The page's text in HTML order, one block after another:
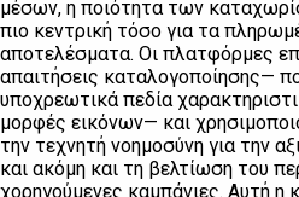
μέσων, η ποιότητα των
πιο κεντρική τόσο για τα
αποτελέσματα. Οι πλατφόρμες
απαιτήσεις καταλογοποίησης—
υποχρεωτικά πεδία
μορφές εικόνων— και
την τεχνητή νοημοσύνη για την
και ακόμη και τη βελτίωση του
χορηγούμενες καμπάνιες. Αυτή η